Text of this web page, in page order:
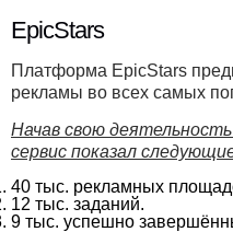
EpicStars
Платформа EpicStars
рекламы во всех самых
Начав свою деятельность
сервис показал
40 тыс. рекламных
12 тыс. заданий.
9 тыс. успешно